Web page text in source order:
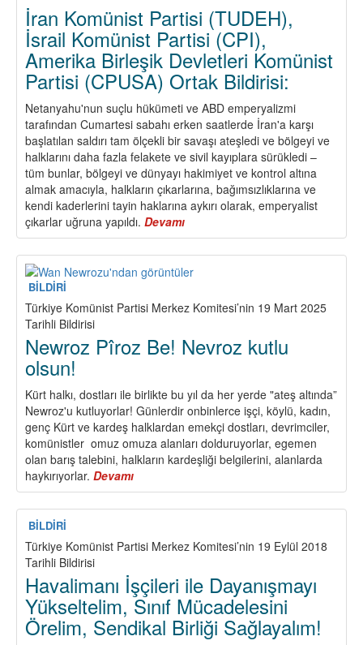
Bir
Köşe
Taşıdır
Haydi
Omuz
Omuza
1
Mayıs
Alanlarına!
İran Komünist Partisi (TUDEH),
İsrail Komünist Partisi (CPI),
Amerika Birleşik Devletleri Komünist
Partisi (CPUSA) Ortak Bildirisi:
Netanyahu'nun suçlu hükümeti ve ABD emperyalizmi
tarafından Cumartesi sabahı erken saatlerde İran'a karşı
başlatılan saldırı tam ölçekli bir savaşı ateşledi ve bölgeyi ve
halklarını daha fazla felakete ve sivil kayıplara sürükledi –
tüm bunlar, bölgeyi ve dünyayı hakimiyet ve kontrol altına
almak amacıyla, halkların çıkarlarına, bağımsızlıklarına ve
kendi kaderlerini tayin haklarına aykırı olarak, emperyalist
çıkarlar uğruna yapıldı. Devamı
İran
Komünist
Partisi
İsrail
(CPI),
Devletleri
Komünist
Partisi
(CPUSA)
Ortak
BİLDİRİ
Türkiye Komünist Partisi Merkez Komitesi’nin 19 Mart 2025
Tarihli Bildirisi
Newroz Pîroz Be! Nevroz kutlu
olsun!
Kürt halkı, dostları ile birlikte bu yıl da her yerde "ateş altında”
Newroz'u kutluyorlar! Günlerdir onbinlerce işçi, köylü, kadın,
genç Kürt ve kardeş halklardan emekçi dostları, devrimciler,
komünistler omuz omuza alanları dolduruyorlar, egemen
olan barış talebini, halkların kardeşliği belgilerini, alanlarda
haykırıyorlar. Devamı
Newroz
Pîroz
Nevroz
BİLDİRİ
Türkiye Komünist Partisi Merkez Komitesi’nin 19 Eylül 2018
Tarihli Bildirisi
Havalimanı İşçileri ile Dayanışmayı
Yükseltelim, Sınıf Mücadelesini
Örelim, Sendikal Birliği Sağlayalım!